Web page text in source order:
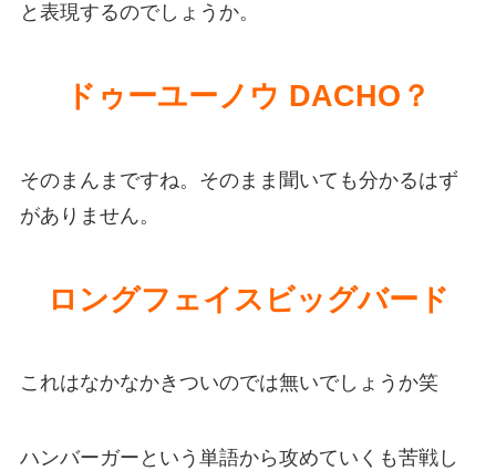
と表現するのでしょうか。
ドゥーユーノウ DACHO？
そのまんまですね。そのまま聞いても分かるはず
がありません。
ロングフェイスビッグバード
これはなかなかきついのでは無いでしょうか笑
ハンバーガーという単語から攻めていくも苦戦し